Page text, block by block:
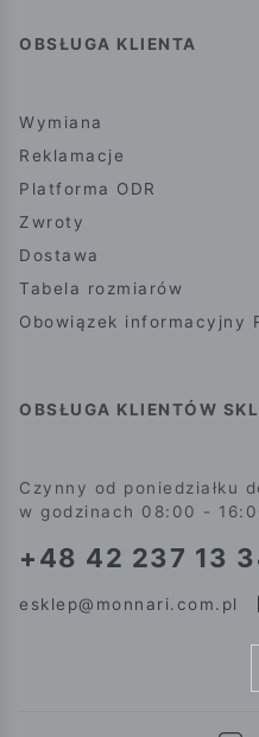
OBSŁUGA KLIENTA
Wymiana
Reklamacje
Platforma ODR
Zwroty
Dostawa
Tabela rozmiarów
Obowiązek informacyjny
OBSŁUGA KLIENTÓW
Czynny od poniedziałku
w godzinach 08:00 -
+48 42 237 13
esklep@monnari.com.pl